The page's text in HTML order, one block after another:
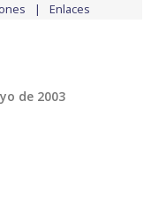
Enlaces
de 2003